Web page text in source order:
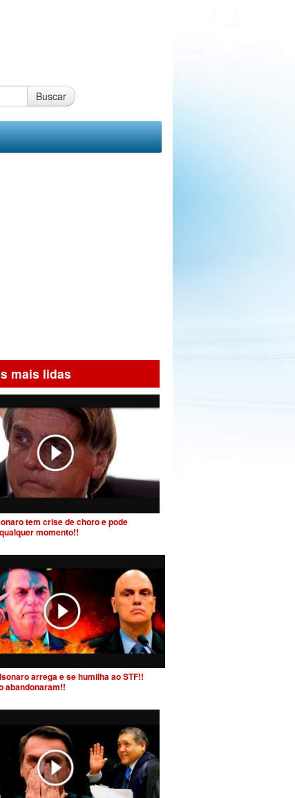
Buscar
mais lidas
tem crise de choro e pode
momento!!
arrega e se humilha ao STF!!
abandonaram!!